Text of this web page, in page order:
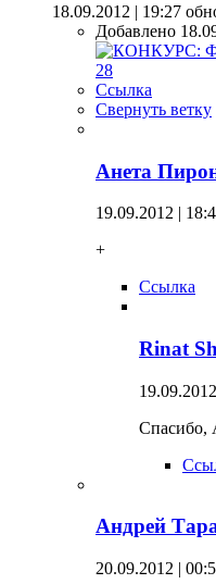
18.09.2012 | 19:27
Добавлено
Ссылка
Свернуть ветку
Анета
19.09.2012 |
+
Ссылка
Rinat
Спасибо,
Андрей
20.09.2012 |